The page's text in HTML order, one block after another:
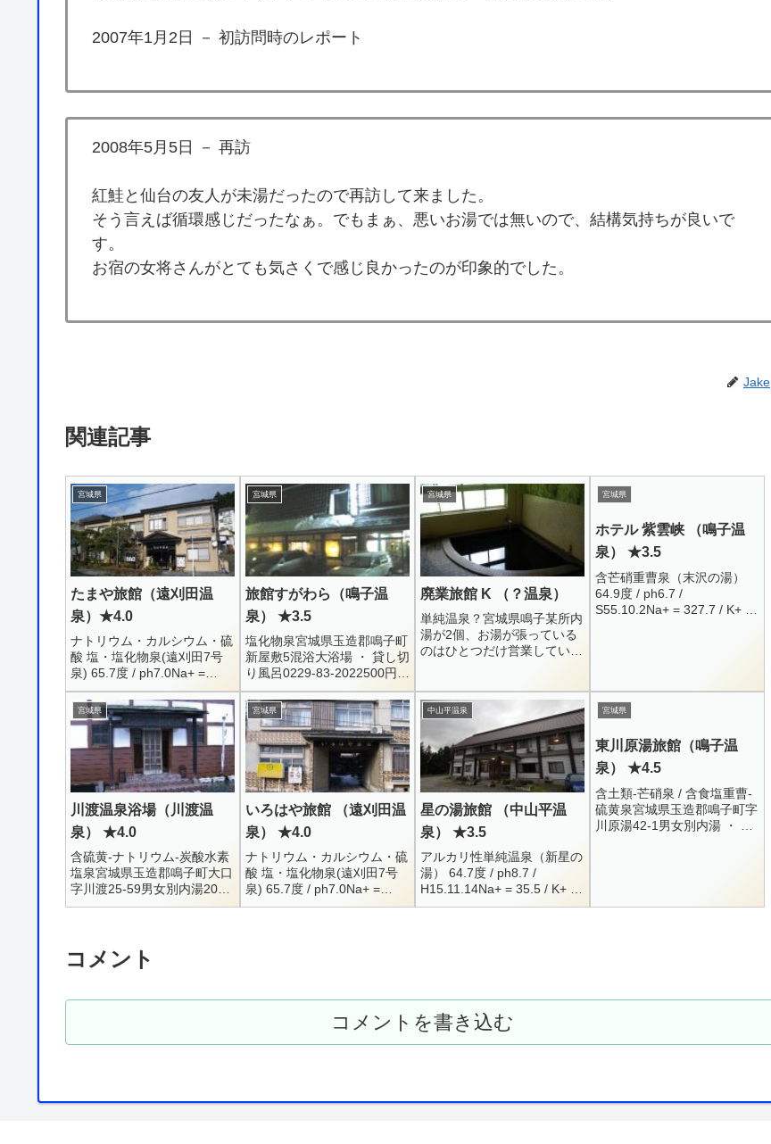
2007年1月2日 － 初訪問時のレポート
2008年5月5日 － 再訪
紅鮭と仙台の友人が未湯だったので再訪して来ました。
そう言えば循環感じだったなぁ。でもまぁ、悪いお湯では無いので、結構気持ちが良いで
す。
お宿の女将さんがとても気さくで感じ良かったのが印象的でした。
Jake
関連記事
宮城県
たまや旅館（遠刈田温
泉）★4.0
ナトリウム・カルシウム・硫
酸 塩・塩化物泉(遠刈田7号
泉) 65.7度 / ph7.0Na+ =
444.1 / K+ = 29 / Ca++ =
290.2 / Mg++ = 6...
宮城県
旅館すがわら（鳴子温
泉） ★3.5
塩化物泉宮城県玉造郡鳴子町
新屋敷5混浴大浴場 ・ 貸し切
り風呂0229-83-2022500円鳴
子案内人、屋代さんに連れて
行って頂きました。温泉街の
通り沿いにある立派な旅館
で、「鳴...
宮城県
廃業旅館 K （？温泉）
単純温泉？宮城県鳴子某所内
湯が2個、お湯が張っている
のはひとつだけ営業していま
す。営業していた頃に立寄り
した人も多いと思われ、伏
宮城県
ホテル 紫雲峡 （鳴子温
泉） ★3.5
含芒硝重曹泉（末沢の湯）
64.9度 / ph6.7 /
S55.10.2Na+ = 327.7 / K+ =
宮城県
川渡温泉浴場（川渡温
泉） ★4.0
含硫黄-ナトリウム-炭酸水素
塩泉宮城県玉造郡鳴子町大口
字川渡25-59男女別内湯200
円 （湯巡りシール使用不
場と言...
宮城県
いろはや旅館 （遠刈田温
泉） ★4.0
ナトリウム・カルシウム・硫
酸 塩・塩化物泉(遠刈田7号
泉) 65.7度 / ph7.0Na+ =
444.1 / K+ = 29 / Ca++ =
中山平温泉
星の湯旅館 （中山平温
泉） ★3.5
アルカリ性単純温泉（新星の
湯） 64.7度 / ph8.7 /
H15.11.14Na+ = 35.5 / K+ =
2.8 / Cl- = 5.1SO4-- = 14.7 /
宮城県
東川原湯旅館（鳴子温
泉） ★4.5
含土類-芒硝泉 / 含食塩重曹-
硫黄泉宮城県玉造郡鳴子町字
川原湯42-1男女別内湯 ・ 混
コメント
コメントを書き込む